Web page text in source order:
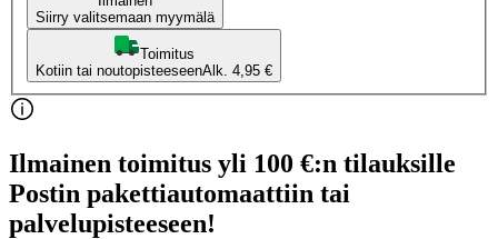
Siirry valitsemaan myymälä
Toimitus
Kotiin tai noutopisteeseenAlk. 4,95 €
Ilmainen toimitus yli 100 €:n tilauksille
Postin pakettiautomaattiin tai
palvelupisteeseen!